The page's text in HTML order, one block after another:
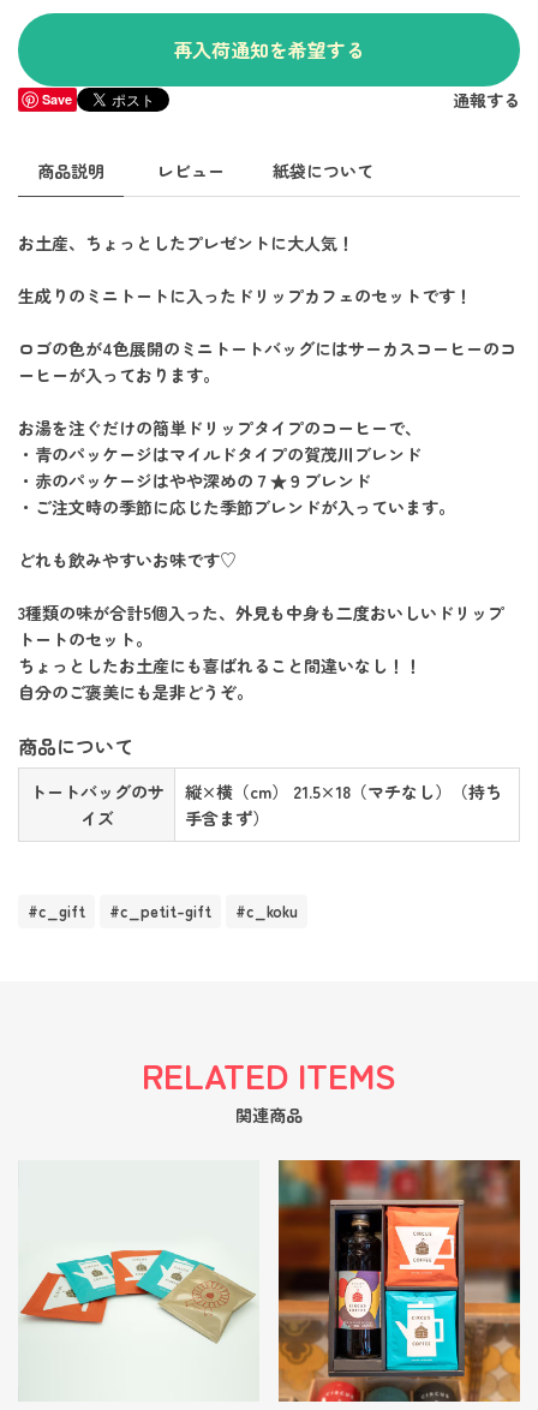
商品説明 レビュー 紙袋について
お土産、ちょっとしたプレゼントに大人気！
生成りのミニトートに入ったドリップカフェのセットです！
ロゴの色が4色展開のミニトートバッグにはサーカスコーヒーのコ
ーヒーが入っております。
お湯を注ぐだけの簡単ドリップタイプのコーヒーで、
・青のパッケージはマイルドタイプの賀茂川ブレンド
・赤のパッケージはやや深めの７★９ブレンド
・ご注文時の季節に応じた季節ブレンドが入っています。
どれも飲みやすいお味です♡
3種類の味が合計5個入った、外見も中身も二度おいしいドリップ
トートのセット。
ちょっとしたお土産にも喜ばれること間違いなし！！
自分のご褒美にも是非どうぞ。
商品について
トートバッグのサ
イズ
縦×横（cm） 21.5×18（マチなし）（持ち
手含まず）
#c_gift #c_petit-gift #c_koku
再入荷通知を希望する
Save 通報する
RELATED ITEMS
関連商品